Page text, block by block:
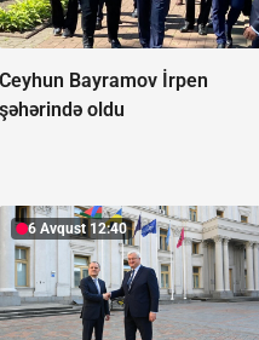
Ceyhun Bayramov İrpen
şəhərində oldu
6 Avqust 12:40